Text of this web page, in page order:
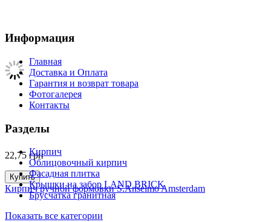
22,75 грн
Купить
Кирпич ручной формовки S.Anselmo Amsterdam
Информация
Главная
Доставка и Оплата
Гарантия и возврат товара
Фотогалерея
Контакты
Разделы
Кирпич
Облицовочный кирпич
Фасадная плитка
Крышки на забор LAND BRICK
Брусчатка гранитная
Показать все категории